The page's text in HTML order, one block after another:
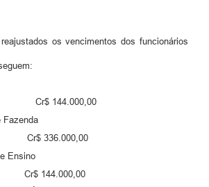
os vencimentos dos funcionários
Serviço de Fazenda
de Ensino